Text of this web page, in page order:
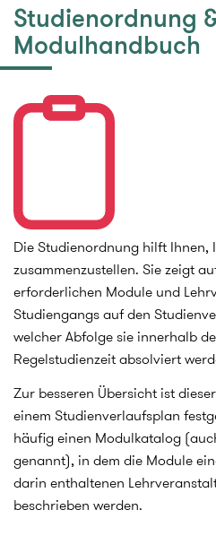
Studienordnung
Modulhandbuch
Die Studienordnung hilft Ihnen,
zusammenzustellen. Sie zeigt
erforderlichen Module und
Studiengangs auf den
welcher Abfolge sie innerhalb
Regelstudienzeit absolviert
Zur besseren Übersicht ist
einem Studienverlaufsplan
häufig einen Modulkatalog
genannt), in dem die Module
darin enthaltenen
beschrieben werden.